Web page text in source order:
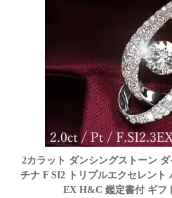
2カラット ダンシングストーン
チナ F SI2 トリプルエクセレント
EX H&C 鑑定書付 ギフ